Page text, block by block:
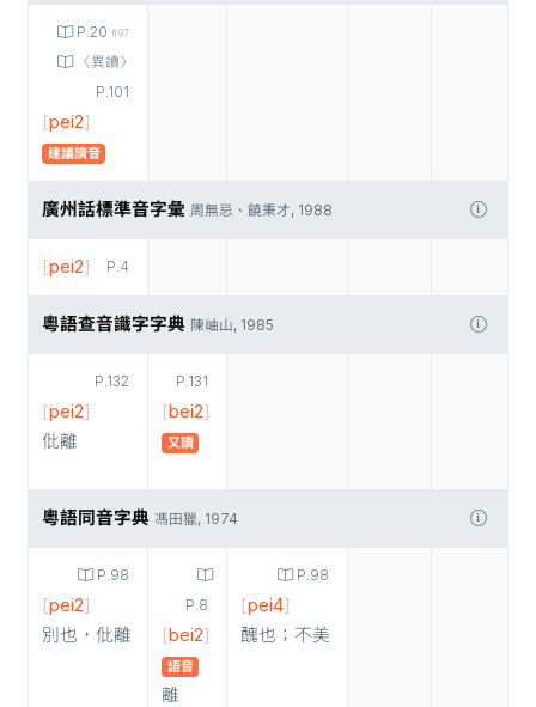
P.20 #97
〈異讀〉
P.101
[pei2]
建議讀音
廣州話標準音字彙 周無忌、饒秉才, 1988
P.4
[pei2]
粵語查音識字字典 陳岫山, 1985
P.132
[pei2]
仳離
P.131
[bei2]
又讀
粵語同音字典 馮田獵, 1974
P.98
[pei2]
別也，仳離
P.8
[bei2]
語音
離
P.98
[pei4]
醜也；不美